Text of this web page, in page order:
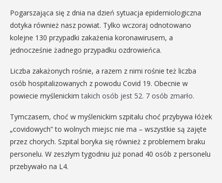
Pogarszająca się z dnia na dzień sytuacja epidemiologiczna
dotyka również nasz powiat. Tylko wczoraj odnotowano
kolejne 130 przypadki zakażenia koronawirusem, a
jednocześnie żadnego przypadku ozdrowieńca.
Liczba zakażonych rośnie, a razem z nimi rośnie też liczba
osób hospitalizowanych z powodu Covid 19. Obecnie w
powiecie myślenickimtakich osób jest 52. 7 osób zmarło.
Tymczasem, choć w myślenickim szpitalu choć przybywa łóżek
„covidowych” to wolnych miejsc nie ma – wszystkie są zajęte
przez chorych. Szpital boryka się również z problemem braku
personelu. W zeszłym tygodniu już ponad 40 osób z personelu
przebywało na L4.